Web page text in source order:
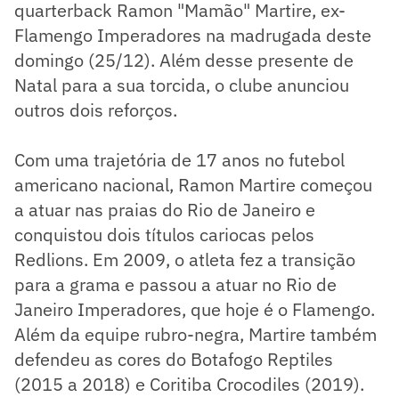
quarterback Ramon "Mamão" Martire, ex-
Flamengo Imperadores na madrugada deste
domingo (25/12). Além desse presente de
Natal para a sua torcida, o clube anunciou
outros dois reforços.
Com uma trajetória de 17 anos no futebol
americano nacional, Ramon Martire começou
a atuar nas praias do Rio de Janeiro e
conquistou dois títulos cariocas pelos
Redlions. Em 2009, o atleta fez a transição
para a grama e passou a atuar no Rio de
Janeiro Imperadores, que hoje é o Flamengo.
Além da equipe rubro-negra, Martire também
defendeu as cores do Botafogo Reptiles
(2015 a 2018) e Coritiba Crocodiles (2019).